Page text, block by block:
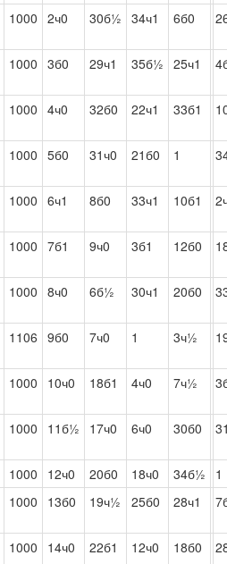
1000 2ч0 30б½ 34ч1 6б0
1000 3б0 29ч1 35б½ 25ч1
1000 4ч0 32б0 22ч1 33б1
1000 5б0 31ч0 21б0 1
1000 6ч1 8б0 33ч1 10б1
1000 7б1 9ч0 3б1 12б0
1000 8ч0 6б½ 30ч1 20б0
1106 9б0 7ч0 1 3ч½
1000 10ч0 18б1 4ч0 7ч½
1000 11б½ 17ч0 6ч0 30б0
1000 12ч0 20б0 18ч0 34б½
1
1000 13б0 19ч½ 25б0 28ч1
1000 14ч0 22б1 12ч0 18б0